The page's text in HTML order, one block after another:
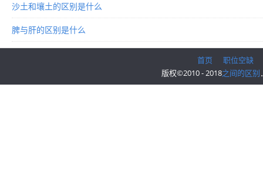
沙土和壤土的区别是什么
脾与肝的区别是什么
首页
职位空缺
版权©2010 - 2018之间的区别